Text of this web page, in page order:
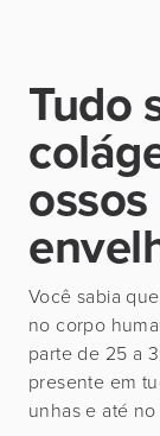
Tudo
Você sabia
no corpo
parte de 25 a
presente em
unhas e até